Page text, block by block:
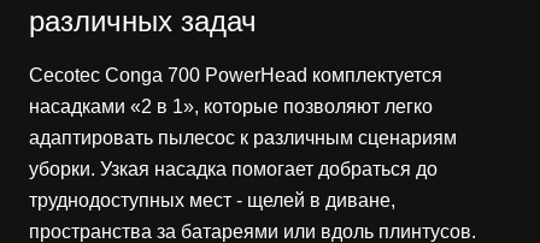
различных задач
Cecotec Conga 700 PowerHead комплектуется
насадками «2 в 1», которые позволяют легко
адаптировать пылесос к различным сценариям
уборки. Узкая насадка помогает добраться до
труднодоступных мест - щелей в диване,
пространства за батареями или вдоль плинтусов.